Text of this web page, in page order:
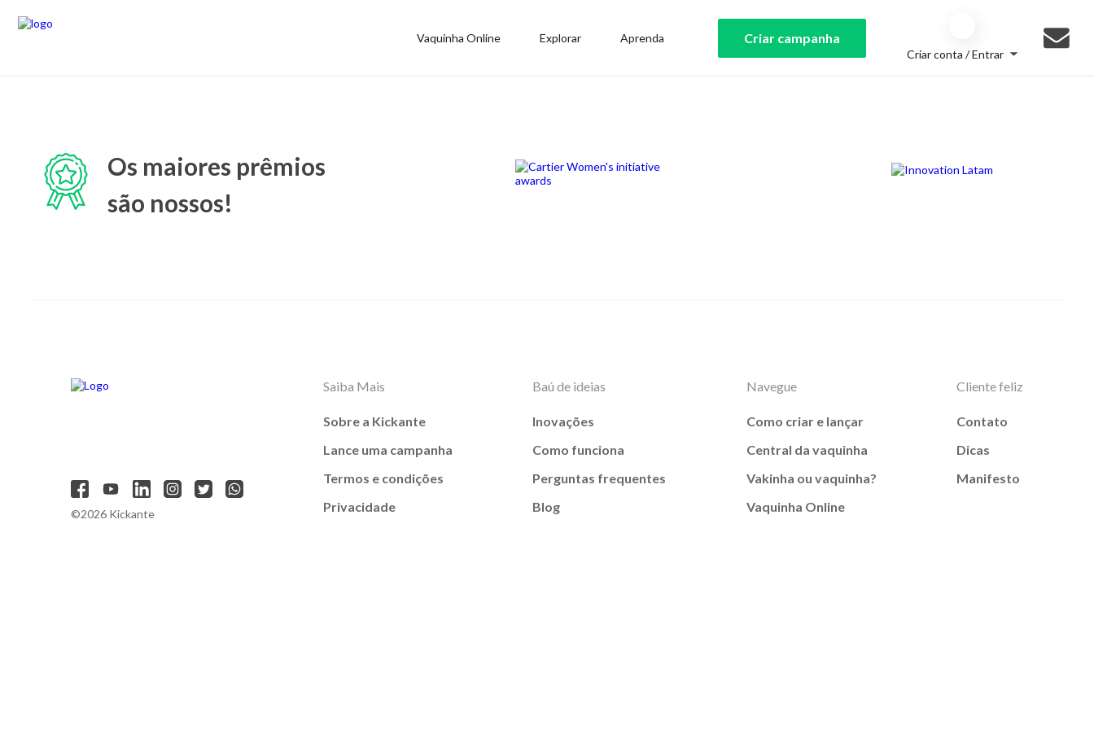
Vaquinha Online Explorar Aprenda Criar campanha
Criar conta / Entrar
Os maiores prêmios
são nossos!
©2026 Kickante
Saiba Mais
Sobre a Kickante
Lance uma campanha
Termos e condições
Privacidade
Baú de ideias
Inovações
Como funciona
Perguntas frequentes
Blog
Navegue
Como criar e lançar
Central da vaquinha
Vakinha ou vaquinha?
Vaquinha Online
Cliente feliz
Contato
Dicas
Manifesto